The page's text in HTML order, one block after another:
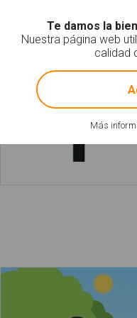
Leer más
Semáforo rojo
La torre Eiffel​
Te damos la
Nuestra página web
calidad
Más
!